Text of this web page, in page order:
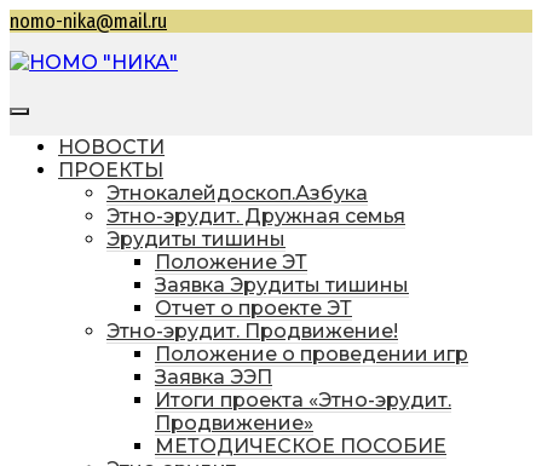
Перейти
содержимому
nomo-nika@mail.ru
НОМО "НИКА"
организация "Находкинская интеллектуальная
командная ассоциация"
НОВОСТИ
ПРОЕКТЫ
Этнокалейдоскоп.Азбука
Этно-эрудит. Дружная семья
Эрудиты тишины
Положение ЭТ
Заявка Эрудиты тишины
Отчет о проекте ЭТ
Этно-эрудит. Продвижение!
Положение о проведении игр
Заявка ЭЭП
Итоги проекта «Этно-эрудит.
Продвижение»
МЕТОДИЧЕСКОЕ ПОСОБИЕ